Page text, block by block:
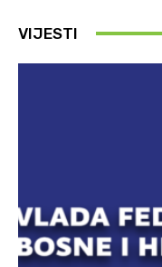
VIJESTI